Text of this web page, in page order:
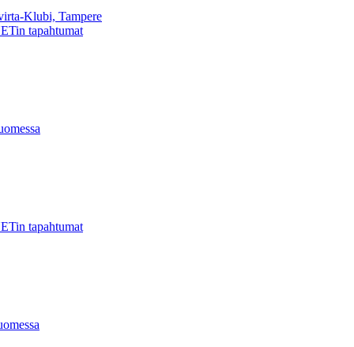
Klubi, Tampere
tapahtumat
tapahtumat